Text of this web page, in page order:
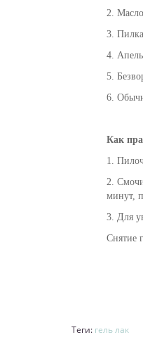
2.
3.
4.
5.
6.
Как
1.
2.
минут,
3. Для
Снятие
Теги: гель лак